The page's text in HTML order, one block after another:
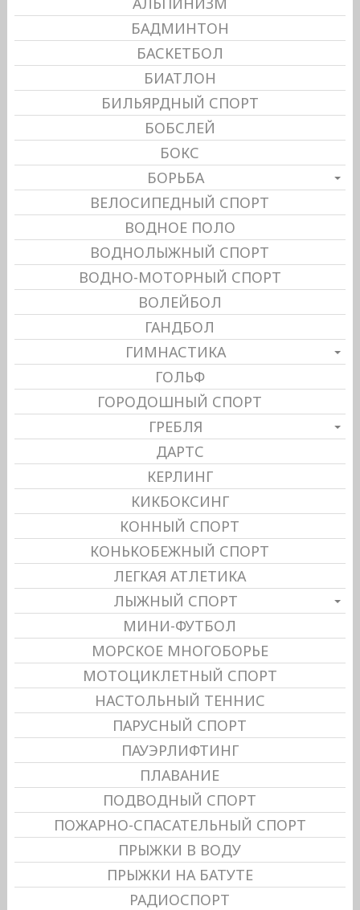
БАДМИНТОН
БАСКЕТБОЛ
БИАТЛОН
БИЛЬЯРДНЫЙ СПОРТ
БОБСЛЕЙ
БОКС
БОРЬБА
ВЕЛОСИПЕДНЫЙ СПОРТ
ВОДНОЕ ПОЛО
ВОДНОЛЫЖНЫЙ СПОРТ
ВОДНО-МОТОРНЫЙ СПОРТ
ВОЛЕЙБОЛ
ГАНДБОЛ
ГИМНАСТИКА
ГОЛЬФ
ГОРОДОШНЫЙ СПОРТ
ГРЕБЛЯ
ДАРТС
КЕРЛИНГ
КИКБОКСИНГ
КОННЫЙ СПОРТ
КОНЬКОБЕЖНЫЙ СПОРТ
ЛЕГКАЯ АТЛЕТИКА
ЛЫЖНЫЙ СПОРТ
МИНИ-ФУТБОЛ
МОРСКОЕ МНОГОБОРЬЕ
МОТОЦИКЛЕТНЫЙ СПОРТ
НАСТОЛЬНЫЙ ТЕННИС
ПАРУСНЫЙ СПОРТ
ПАУЭРЛИФТИНГ
ПЛАВАНИЕ
ПОДВОДНЫЙ СПОРТ
ПОЖАРНО-СПАСАТЕЛЬНЫЙ СПОРТ
ПРЫЖКИ В ВОДУ
ПРЫЖКИ НА БАТУТЕ
РАДИОСПОРТ